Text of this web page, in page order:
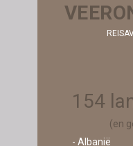
154
(en
- Albanië